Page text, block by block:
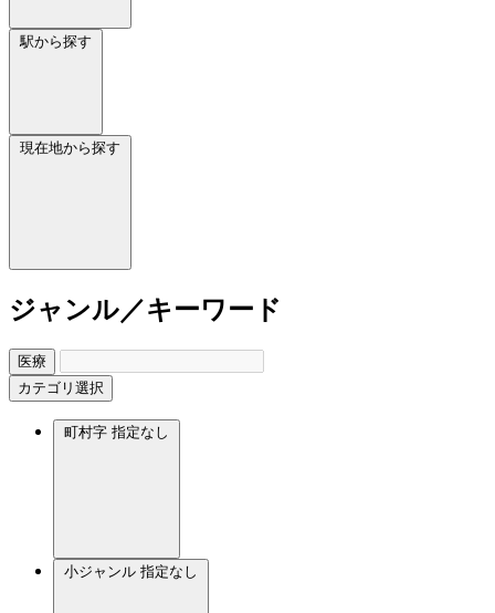
駅から探す
現在地から探す
ジャンル／キーワード
医療
カテゴリ選択
町村字 指定なし
小ジャンル 指定なし